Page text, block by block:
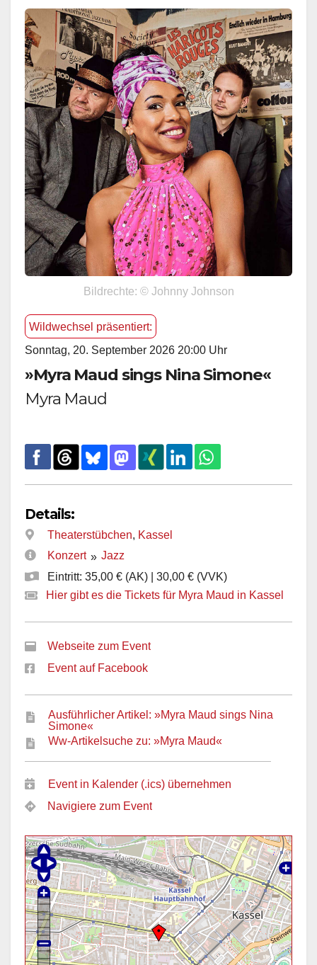
Bildrechte: © Johnny Johnson
Wildwechsel präsentiert:
Sonntag, 20. September 2026 20:00 Uhr
»Myra Maud sings Nina Simone«
Myra Maud
Details:
Theaterstübchen, Kassel
Konzert » Jazz
Eintritt: 35,00 € (AK) | 30,00 € (VVK)
Hier gibt es die Tickets für Myra Maud in Kassel
Webseite zum Event
Event auf Facebook
Ausführlicher Artikel: »Myra Maud sings Nina
Simone«
Ww-Artikelsuche zu: »Myra Maud«
Event in Kalender (.ics) übernehmen
Navigiere zum Event